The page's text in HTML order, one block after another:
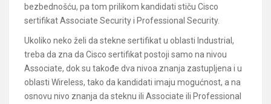
bezbednošću, pa tom prilikom kandidati stiču Cisco
sertifikat Associate Security i Professional Security.
Ukoliko neko želi da stekne sertifikat u oblasti Industrial,
treba da zna da Cisco sertifikat postoji samo na nivou
Associate, dok su takođe dva nivoa znanja zastupljena i u
oblasti Wireless, tako da kandidati imaju mogućnost, a na
osnovu nivo znanja da steknu ili Associate ili Professional